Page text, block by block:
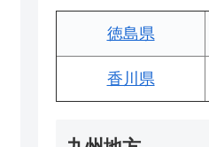
徳島県
香川県